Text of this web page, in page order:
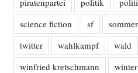
science fiction
sf sommer
twitter
wahlkampf wald
winfried kretschmann
winter